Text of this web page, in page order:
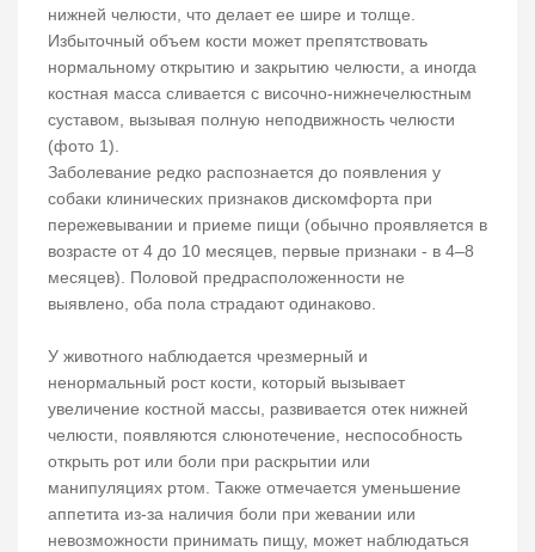
нижней челюсти, что делает ее шире и толще.
Избыточный объем кости может препятствовать
нормальному открытию и закрытию челюсти, а иногда
костная масса сливается с височно-нижнечелюстным
суставом, вызывая полную неподвижность челюсти
(фото 1).
Заболевание редко распознается до появления у
собаки клинических признаков дискомфорта при
пережевывании и приеме пищи (обычно проявляется в
возрасте от 4 до 10 месяцев, первые признаки - в 4–8
месяцев). Половой предрасположенности не
выявлено, оба пола страдают одинаково.
У животного наблюдается чрезмерный и
ненормальный рост кости, который вызывает
увеличение костной массы, развивается отек нижней
челюсти, появляются слюнотечение, неспособность
открыть рот или боли при раскрытии или
манипуляциях ртом. Также отмечается уменьшение
аппетита из-за наличия боли при жевании или
невозможности принимать пищу, может наблюдаться